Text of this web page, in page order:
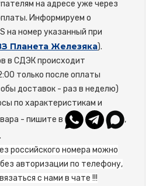
на адресе уже через
Информируем о
на номер указанный при
Планета Железяка).
в СДЭК происходит
только после оплаты
доставок - раз в неделю)
по характеристикам и
- пишите в
,
российского номера можно
авторизации по телефону,
с нами в чате !!!